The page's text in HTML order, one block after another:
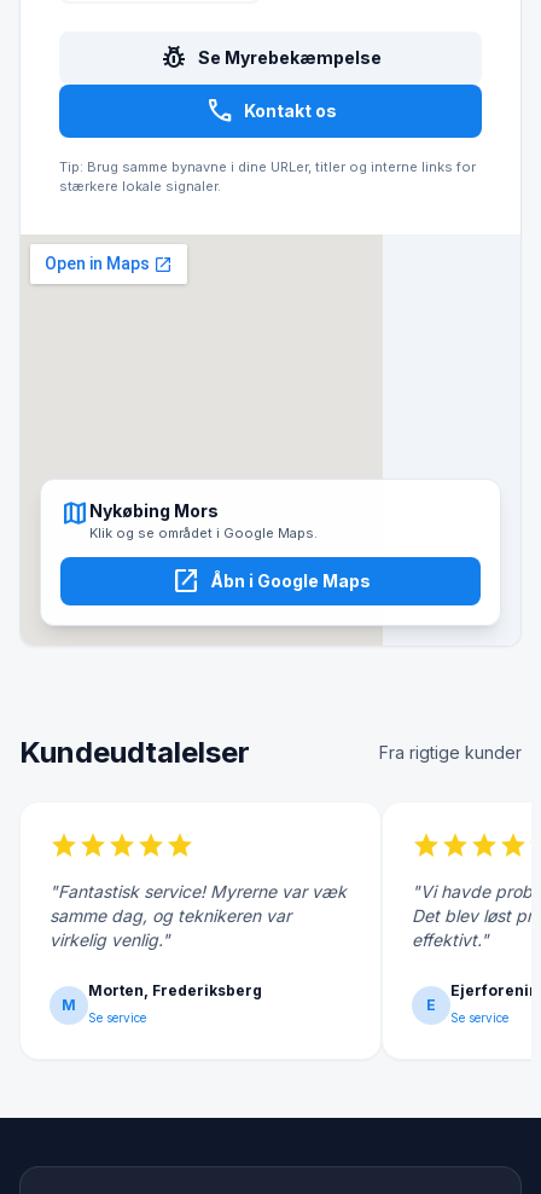
pest_control Se Myrebekæmpelse
call Kontakt os
Tip: Brug samme bynavne i dine URLer, titler og interne links for
stærkere lokale signaler.
map Nykøbing Mors
Klik og se området i Google Maps.
open_in_new Åbn i Google Maps
Kundeudtalelser Fra rigtige kunder
starstarstarstarstar
"Fantastisk service! Myrerne var væk
samme dag, og teknikeren var
virkelig venlig."
M
Morten, Frederiksberg
Se service
starstarstarstar
"Vi havde
Det blev løst
effektivt."
E
Se service